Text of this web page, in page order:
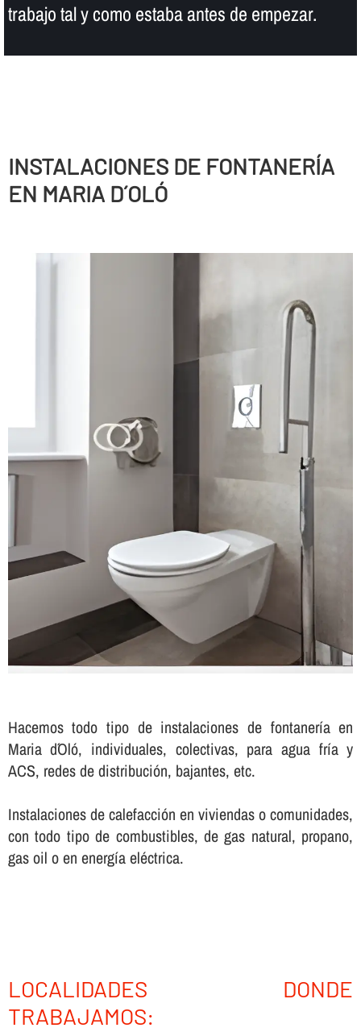
trabajo tal y como estaba antes de empezar.
INSTALACIONES DE FONTANERÍ­A
EN MARIA D´OLÓ
Hacemos todo tipo de instalaciones de fontanerí­a en
Maria d´Oló, individuales, colectivas, para agua frí­a y
ACS, redes de distribución, bajantes, etc.
Instalaciones de calefacción en viviendas o comunidades,
con todo tipo de combustibles, de gas natural, propano,
gas oil o en energí­a eléctrica.
LOCALIDADES DONDE
TRABAJAMOS: